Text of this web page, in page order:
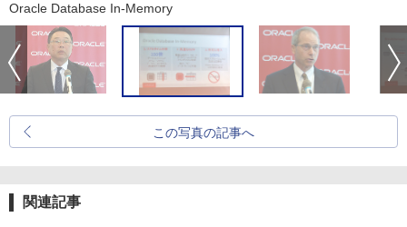
Oracle Database In-Memory
この写真の記事へ
関連記事